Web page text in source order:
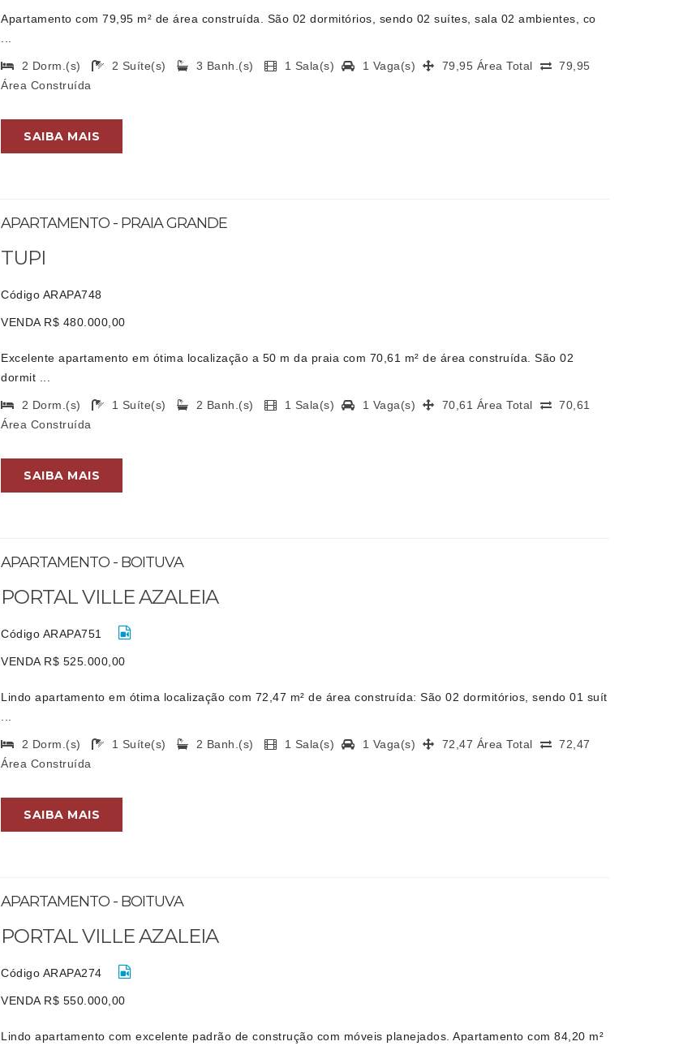
Apartamento com 79,95 m² de área construída. São 02 dormitórios, sendo 02 suítes, sala 02 ambientes, co
...
2 Dorm.(s) 2 Suíte(s) 3 Banh.(s) 1 Sala(s) 1 Vaga(s) 79,95 Área Total
79,95
Área Construída
SAIBA MAIS
APARTAMENTO - PRAIA GRANDE
TUPI
Código ARAPA748
VENDA R$ 480.000,00
Excelente apartamento em ótima localização a 50 m da praia com 70,61 m² de área construída. São 02
dormit ...
2 Dorm.(s) 1 Suíte(s) 2 Banh.(s) 1 Sala(s) 1 Vaga(s) 70,61 Área Total
70,61
Área Construída
SAIBA MAIS
APARTAMENTO - BOITUVA
PORTAL VILLE AZALEIA
Código ARAPA751
VENDA R$ 525.000,00
Lindo apartamento em ótima localização com 72,47 m² de área construída: São 02 dormitórios, sendo 01 suít
...
2 Dorm.(s) 1 Suíte(s) 2 Banh.(s) 1 Sala(s) 1 Vaga(s) 72,47 Área Total
72,47
Área Construída
SAIBA MAIS
APARTAMENTO - BOITUVA
PORTAL VILLE AZALEIA
Código ARAPA274
VENDA R$ 550.000,00
Lindo apartamento com excelente padrão de construção com móveis planejados. Apartamento com 84,20 m²